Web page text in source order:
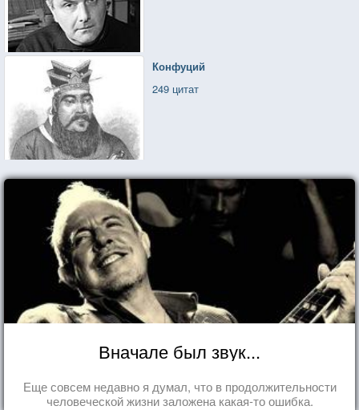
Конфуций
249 цитат
Вначале был звук...
Еще совсем недавно я думал, что в продолжительности
человеческой жизни заложена какая-то ошибка.